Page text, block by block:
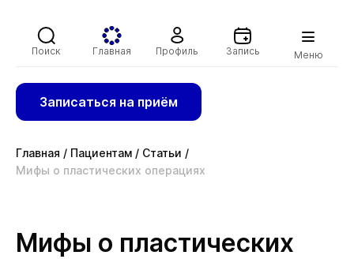
Поиск Главная Профиль Запись Меню
Записаться на приём
Главная / Пациентам / Статьи /
Мифы о пластических операциях
Мифы о пластических